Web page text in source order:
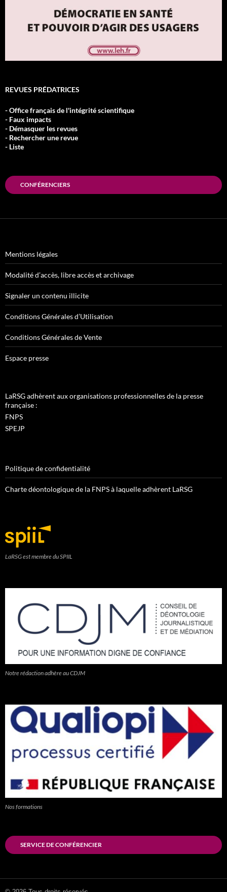
REVUES PRÉDATRICES
- Office français de l'intégrité scientifique
- Faux impacts
- Démasquer les revues
- Rechercher une revue
- Liste
CONFÉRENCIERS
Mentions légales
Modalité d’accès, libre accès et archivage
Signaler un contenu illicite
Conditions Générales d’Utilisation
Conditions Générales de Vente
Espace presse
LaRSG adhèrent aux organisations professionnelles de la presse
française :
FNPS
SPEJP
Politique de confidentialité
Charte déontologique de la FNPS à laquelle adhèrent LaRSG
LaRSG est membre du SPIIL
Notre rédaction adhère au CDJM
Nos formations
SERVICE DE CONFÉRENCIER